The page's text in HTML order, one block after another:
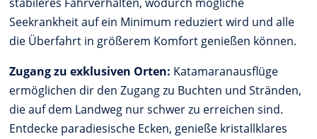
Seekrankheit auf ein Minimum reduziert wird und alle
die Überfahrt in größerem Komfort genießen können.
Zugang zu exklusiven Orten: Katamaranausflüge
ermöglichen dir den Zugang zu Buchten und Stränden,
die auf dem Landweg nur schwer zu erreichen sind.
Entdecke paradiesische Ecken, genieße kristallklares